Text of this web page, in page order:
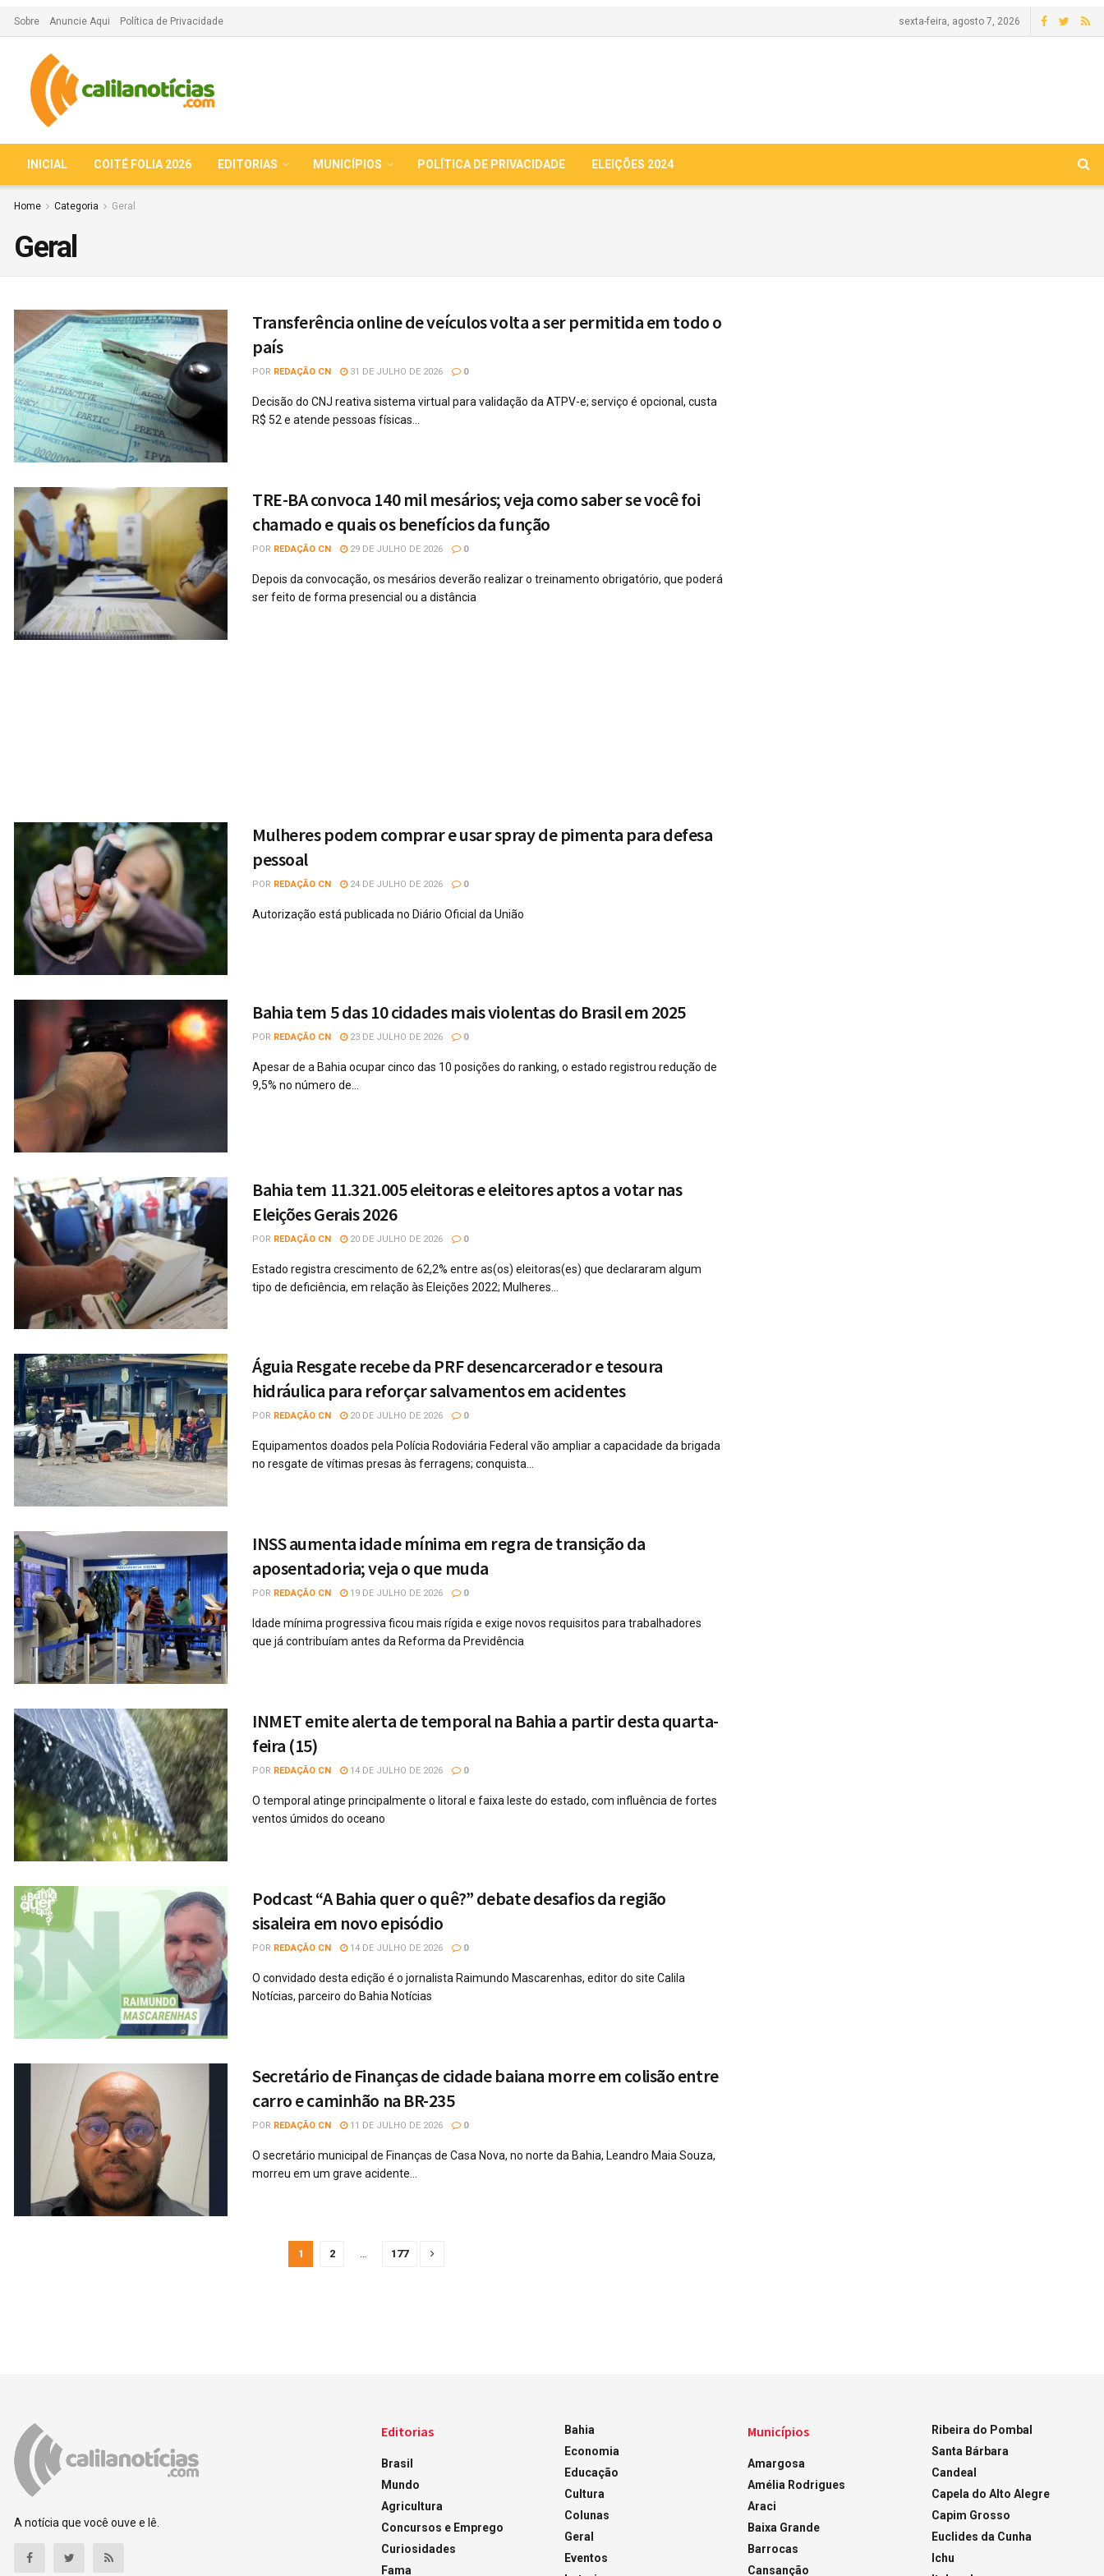
Sobre Anuncie Aqui Política de Privacidade sexta-feira, agosto 7, 2026
INICIAL COITÉ FOLIA 2026 EDITORIAS MUNICÍPIOS POLÍTICA DE PRIVACIDADE ELEIÇÕES 2024
Home Categoria Geral
Geral
Transferência online de veículos volta a ser permitida em todo o
país
POR REDAÇÃO CN 31 DE JULHO DE 2026 0
Decisão do CNJ reativa sistema virtual para validação da ATPV-e; serviço é opcional, custa
R$ 52 e atende pessoas físicas...
TRE-BA convoca 140 mil mesários; veja como saber se você foi
chamado e quais os benefícios da função
POR REDAÇÃO CN 29 DE JULHO DE 2026 0
Depois da convocação, os mesários deverão realizar o treinamento obrigatório, que poderá
ser feito de forma presencial ou a distância
Mulheres podem comprar e usar spray de pimenta para defesa
pessoal
POR REDAÇÃO CN 24 DE JULHO DE 2026 0
Autorização está publicada no Diário Oficial da União
Bahia tem 5 das 10 cidades mais violentas do Brasil em 2025
POR REDAÇÃO CN 23 DE JULHO DE 2026 0
Apesar de a Bahia ocupar cinco das 10 posições do ranking, o estado registrou redução de
9,5% no número de...
Bahia tem 11.321.005 eleitoras e eleitores aptos a votar nas
Eleições Gerais 2026
POR REDAÇÃO CN 20 DE JULHO DE 2026 0
Estado registra crescimento de 62,2% entre as(os) eleitoras(es) que declararam algum
tipo de deficiência, em relação às Eleições 2022; Mulheres...
Águia Resgate recebe da PRF desencarcerador e tesoura
hidráulica para reforçar salvamentos em acidentes
POR REDAÇÃO CN 20 DE JULHO DE 2026 0
Equipamentos doados pela Polícia Rodoviária Federal vão ampliar a capacidade da brigada
no resgate de vítimas presas às ferragens; conquista...
INSS aumenta idade mínima em regra de transição da
aposentadoria; veja o que muda
POR REDAÇÃO CN 19 DE JULHO DE 2026 0
Idade mínima progressiva ficou mais rígida e exige novos requisitos para trabalhadores
que já contribuíam antes da Reforma da Previdência
INMET emite alerta de temporal na Bahia a partir desta quarta-
feira (15)
POR REDAÇÃO CN 14 DE JULHO DE 2026 0
O temporal atinge principalmente o litoral e faixa leste do estado, com influência de fortes
ventos úmidos do oceano
Podcast “A Bahia quer o quê?” debate desafios da região
sisaleira em novo episódio
POR REDAÇÃO CN 14 DE JULHO DE 2026 0
O convidado desta edição é o jornalista Raimundo Mascarenhas, editor do site Calila
Notícias, parceiro do Bahia Notícias
Secretário de Finanças de cidade baiana morre em colisão entre
carro e caminhão na BR-235
POR REDAÇÃO CN 11 DE JULHO DE 2026 0
O secretário municipal de Finanças de Casa Nova, no norte da Bahia, Leandro Maia Souza,
morreu em um grave acidente...
1 2 177
A notícia que você ouve e lê.
Editorias
Brasil
Mundo
Agricultura
Concursos e Emprego
Curiosidades
Fama
Bahia
Economia
Educação
Cultura
Colunas
Geral
Eventos
Municípios
Amargosa
Amélia Rodrigues
Araci
Baixa Grande
Barrocas
Cansanção
Ribeira do Pombal
Santa Bárbara
Candeal
Capela do Alto Alegre
Capim Grosso
Euclides da Cunha
Ichu